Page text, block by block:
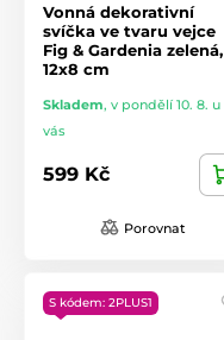
Vonná dekorativní
svíčka ve tvaru vejce
Fig & Gardenia zelená,
12x8 cm
Skladem, v pondělí 10. 8. u
vás
599 Kč
Porovnat
S kódem: 2PLUS1